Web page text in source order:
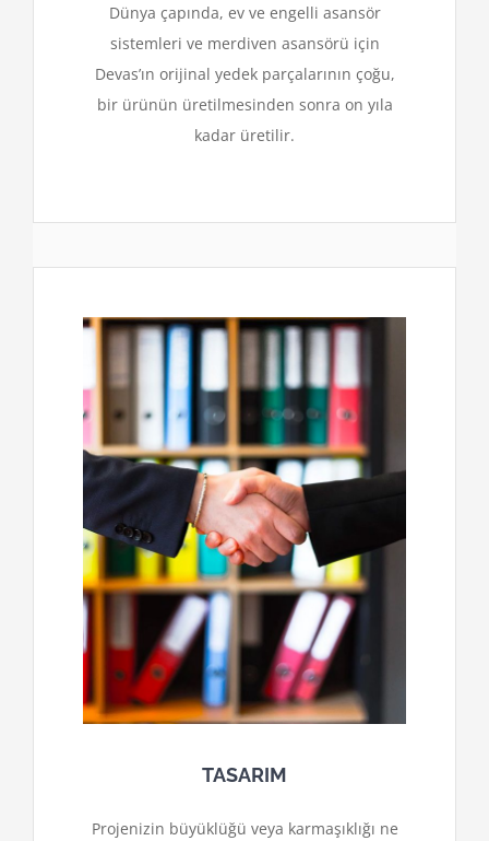
Dünya çapında, ev ve engelli asansör
sistemleri ve merdiven asansörü için
Devas’ın orijinal yedek parçalarının çoğu,
bir ürünün üretilmesinden sonra on yıla
kadar üretilir.
TASARIM
Projenizin büyüklüğü veya karmaşıklığı ne